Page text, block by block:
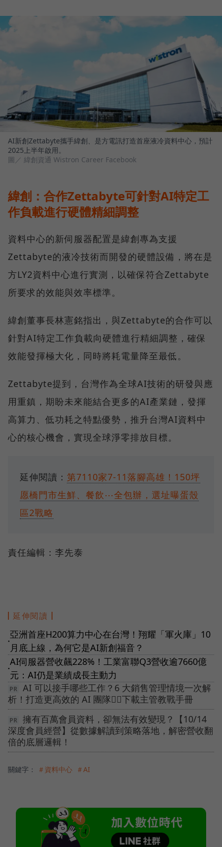
AI新創Zettabyte攜手緯創、是方電訊打造首座液冷資料中心，預計
2025上半年啟用。
圖／ 緯創資通 Wistron Career Facebook
緯創：合作Zettabyte可針對AI特定工
作負載進行硬體精細調整
資料中心的新伺服器配置是緯創專為支援
Zettabyte的液冷技術而開發的硬體設備，將在是
方LY2資料中心進行實測，以確保符合Zettabyte
所要求的效能與效率標準。
緯創董事長林憲銘指出，與Zettabyte的合作可以
針對AI特定工作負載向硬體進行精細調整，確保
效能發揮極大化，同時將耗電量降至最低。
Zettabyte提到，台灣作為全球AI技術的研發與應
用重鎮，期盼未來能結合更多的AI產業鏈，發揮
高算力、低功耗之特點優勢，推升台灣AI資料中
心的核心機會，實現全球淨零排放目標。
延伸閱讀： 第7110家7-11落腳高雄！150坪
愿橋門市生鮮、餐飲⋯全包辦，選址曝蛋殼
區2戰略
責任編輯：李先泰
延伸閱讀
●
亞洲首座H200算力中心在台灣！翔耀「軍火庫」10
月底上線，為何它是AI新創福音？
●
AI伺服器營收飆228%！工業富聯Q3營收逾7660億
元：AI仍是業績成長主動力
AI 可以接手哪些工作？6 大銷售管理情境一次解
析！打造更高效的 AI 團隊👉🏻下載主管教戰手冊
擁有百萬會員資料，卻無法有效變現？【10/14
深度會員經營】從數據解讀到策略落地，解密營收翻
倍的底層邏輯！
關鍵字： ＃資料中心 ＃AI